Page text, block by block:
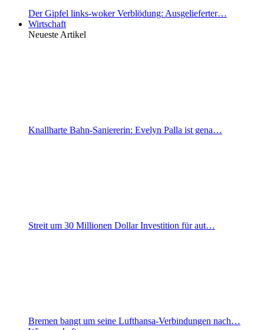
Der Gipfel links-woker Verblödung: Ausgelieferter…
Wirtschaft
Neueste Artikel
Knallharte Bahn-Saniererin: Evelyn Palla ist gena…
Streit um 30 Millionen Dollar Investition für aut…
Bremen bangt um seine Lufthansa-Verbindungen nach…